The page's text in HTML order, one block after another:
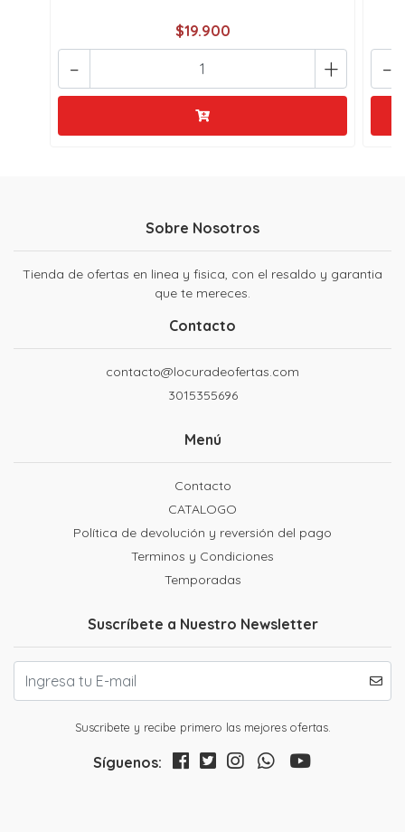
$19.900
+
- -
Sobre Nosotros
Tienda de ofertas en linea y fisica, con el resaldo y garantia
que te mereces.
Contacto
contacto@locuradeofertas.com
3015355696
Menú
Contacto
CATALOGO
Política de devolución y reversión del pago
Terminos y Condiciones
Temporadas
Suscríbete a Nuestro Newsletter
Suscribete y recibe primero las mejores ofertas.
Síguenos: